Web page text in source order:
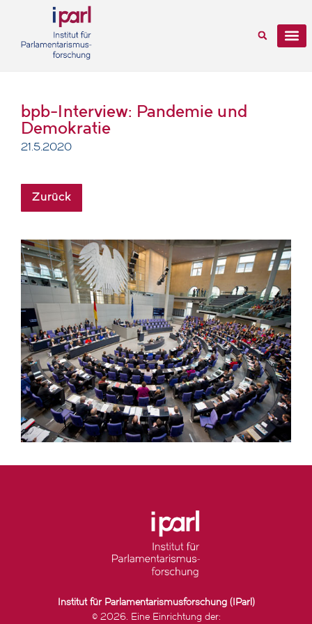
bpb-Interview: Pandemie und
Demokratie
21.5.2020
Zurück
Institut für Parlamentarismusforschung (IParl)
© 2026. Eine Einrichtung der: